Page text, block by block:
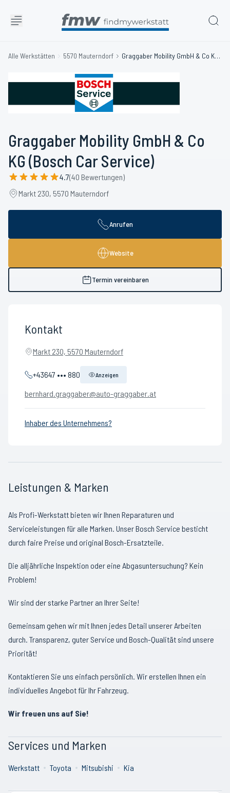
Alle Werkstätten 5570 Mauterndorf Graggaber Mobility GmbH & Co KG (Bosch Car Service)
Graggaber Mobility GmbH & Co
KG (Bosch Car Service)
4.7(40 Bewertungen)
Markt 230, 5570 Mauterndorf
Anrufen
Website
Termin vereinbaren
Kontakt
Markt 230, 5570 Mauterndorf
+43647 ••• 880 Anzeigen
bernhard.graggaber@auto-graggaber.at
Inhaber des Unternehmens?
Leistungen & Marken
Als Profi-Werkstatt bieten wir Ihnen Reparaturen und
Serviceleistungen für alle Marken. Unser Bosch Service besticht
durch faire Preise und original Bosch-Ersatzteile.
Die alljährliche Inspektion oder eine Abgasuntersuchung? Kein
Problem!
Wir sind der starke Partner an Ihrer Seite!
Gemeinsam gehen wir mit Ihnen jedes Detail unserer Arbeiten
durch. Transparenz, guter Service und Bosch-Qualität sind unsere
Priorität!
Kontaktieren Sie uns einfach persönlich. Wir erstellen Ihnen ein
individuelles Angebot für Ihr Fahrzeug.
Wir freuen uns auf Sie!
Services und Marken
Werkstatt Toyota Mitsubishi Kia